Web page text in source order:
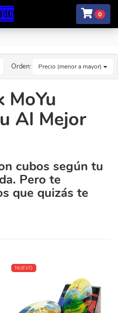
0
Orden: Precio (menor a mayor)
MoYu
Al Mejor
cubos según tu
Pero te
que quizás te
NUEVO